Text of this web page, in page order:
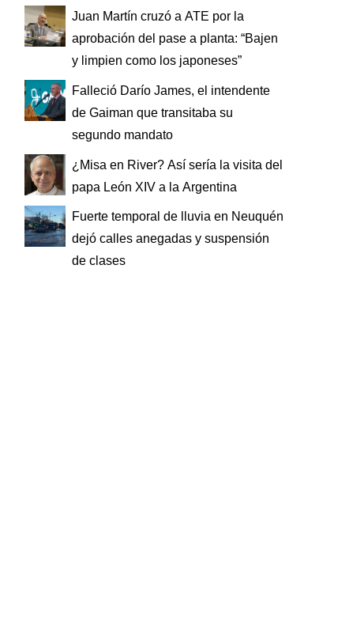
Juan Martín cruzó a ATE por la
aprobación del pase a planta: “Bajen
y limpien como los japoneses”
Falleció Darío James, el intendente
de Gaiman que transitaba su
segundo mandato
¿Misa en River? Así sería la visita del
papa León XIV a la Argentina
Fuerte temporal de lluvia en Neuquén
dejó calles anegadas y suspensión
de clases